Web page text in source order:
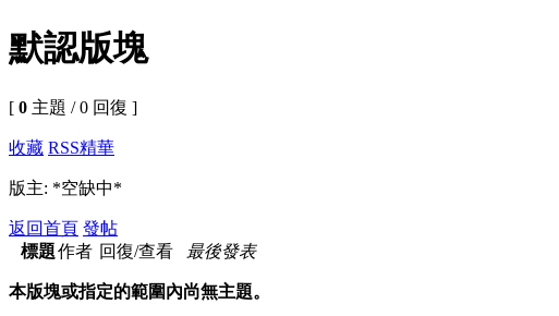
默認版塊
[ 0 主題 / 0 回復 ]
收藏 RSS精華
版主: *空缺中*
返回首頁 發帖
標題作者 回復/查看 最後發表
本版塊或指定的範圍內尚無主題。